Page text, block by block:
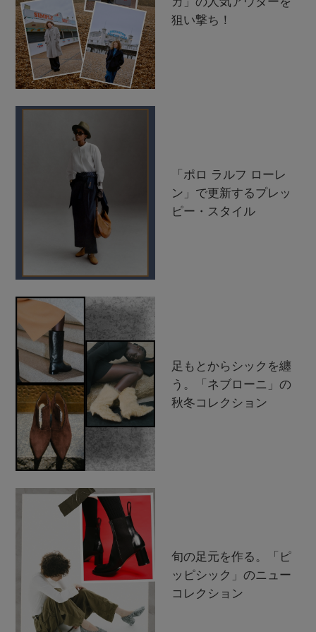
狙い撃ち！
「ポロ ラルフ ローレ
ン」で更新するプレッ
ピー・スタイル
足もとからシックを纏
う。「ネブローニ」の
秋冬コレクション
旬の足元を作る。「ピ
ッピシック」のニュー
コレクション